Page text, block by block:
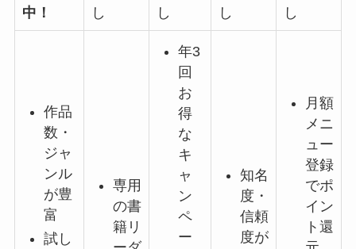
中！
し
し
し
し
作品
数・
ジャ
ンル
が豊
富
試し
専用
の書
籍リ
年3
回
お
得
な
キ
ャ
ン
ペ
ー
知名
度・
信頼
度が
月額
メニ
ュー
登録
でポ
イン
ト還